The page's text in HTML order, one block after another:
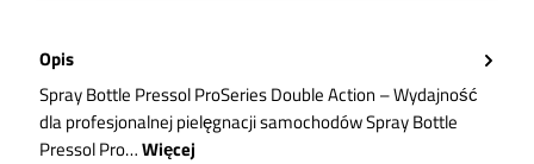
Opis
Spray Bottle Pressol ProSeries Double Action – Wydajność
dla profesjonalnej pielęgnacji samochodów Spray Bottle
Pressol Pro…Więcej